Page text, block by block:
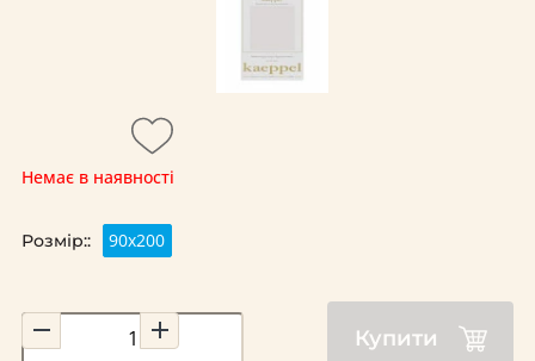
Немає в наявності
Розмір:: 90х200
Купити